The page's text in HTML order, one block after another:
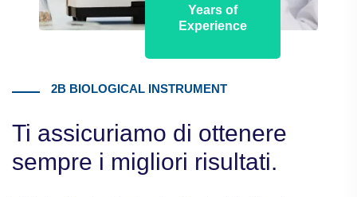
Years of
Experience
2B BIOLOGICAL INSTRUMENT
Ti assicuriamo di ottenere
sempre i migliori risultati.